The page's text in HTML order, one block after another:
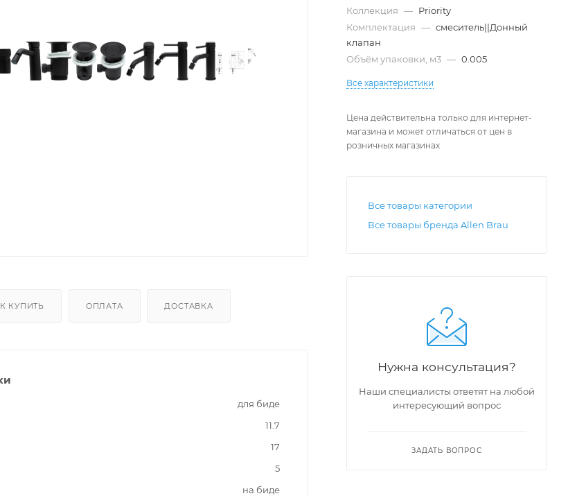
КУПИТЬ ОПЛАТА ДОСТАВКА
для биде
11.7
17
5
на биде
Коллекция — Priority
Комплектация — смеситель||Донный
клапан
Объём упаковки, м3 — 0.005
Все характеристики
Цена действительна только для интернет-
магазина и может отличаться от цен в
розничных магазинах
Все товары категории
Все товары бренда Allen Brau
Нужна консультация?
Наши специалисты ответят на любой
интересующий вопрос
ЗАДАТЬ ВОПРОС